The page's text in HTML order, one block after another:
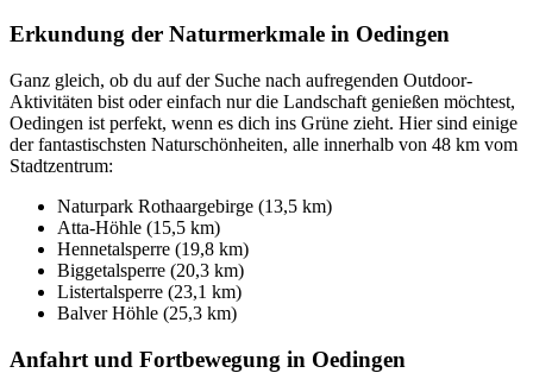
Erkundung der Naturmerkmale in Oedingen
Ganz gleich, ob du auf der Suche nach aufregenden Outdoor-
Aktivitäten bist oder einfach nur die Landschaft genießen möchtest,
Oedingen ist perfekt, wenn es dich ins Grüne zieht. Hier sind einige
der fantastischsten Naturschönheiten, alle innerhalb von 48 km vom
Stadtzentrum:
Naturpark Rothaargebirge (13,5 km)
Atta-Höhle (15,5 km)
Hennetalsperre (19,8 km)
Biggetalsperre (20,3 km)
Listertalsperre (23,1 km)
Balver Höhle (25,3 km)
Anfahrt und Fortbewegung in Oedingen